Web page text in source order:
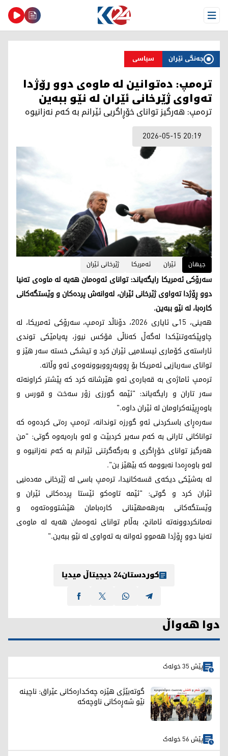
Open Menu
جەنگی ئێران سیاسی
ترەمپ: دەتوانین لە ماوەی دوو رۆژدا
تەواوی ژێرخانی ئێران لە نێو ببەین
ترەمپ: هەرگیز توانای خۆڕاگریی ئێرانم بە کەم نەزانیوە
2026-05-15 20:19
جیهان ئێران ئەمریکا ژێرخانی ئێران
سەرۆکی ئەمریکا رایگەیاند: توانای ئەوەمان هەیە لە ماوەی تەنیا
دوو ڕۆژدا تەواوی ژێرخانی ئێران، لەوانەش پردەکان و وێستگەکانی
کارەبا، لە نێو ببەین.
هەینی، 15ـی ئایاری 2026، دۆناڵد ترەمپ، سەرۆکی ئەمریکا، لە
چاوپێکەوتنێکدا لەگەڵ کەناڵی فۆکس نیوز، پەیامێکی توندی
ئاراستەی کۆماری ئیسلامیی ئێران کرد و تیشکی خستە سەر هێز و
توانای سەربازیی ئەمریکا بۆ ڕووبەڕووبوونەوەی ئەو وڵاتە.
ترەمپ ئاماژەی بە قەبارەی ئەو هێرشانە کرد کە پێشتر کراونەتە
سەر تاران و رایگەیاند: "ئێمە گورزی زۆر سەخت و قورس و
باوەڕپێنەکراومان لە ئێران داوە."
سەرەڕای باسکردنی ئەو گورزە توندانە، ترەمپ رەتی کردەوە کە
تواناکانی تارانی بە کەم سەیر کردبێت و لەو بارەیەوە گوتی: "من
هەرگیز توانای خۆڕاگری و بەرگەگرتنی ئێرانم بە کەم نەزانیوە و
لەو باوەڕەدا نەبوومە کە بێهێز بن".
لە بەشێکی دیکەی قسەکانیدا، ترەمپ باسی لە ژێرخانی مەدەنیی
ئێران کرد و گوتی: "ئێمە تاوەکو ئێستا پردەکانی ئێران و
وێستگەکانی بەرهەمهێنانی کارەبامان هێشتووەتەوە و
نەمانکردوونەتە ئامانج، بەڵام توانای ئەوەمان هەیە لە ماوەی
تەنیا دوو ڕۆژدا هەموو ئەوانە بە تەواوی لە نێو ببەین."
کوردستان24 دیجیتاڵ میدیا
دوا هەواڵ
پێش 35 خولەک
گوتەبێژی هێزە چەکدارەکانی عێراق: ناچینە
نێو شەڕەکانی ناوچەکە
پێش 56 خولەک